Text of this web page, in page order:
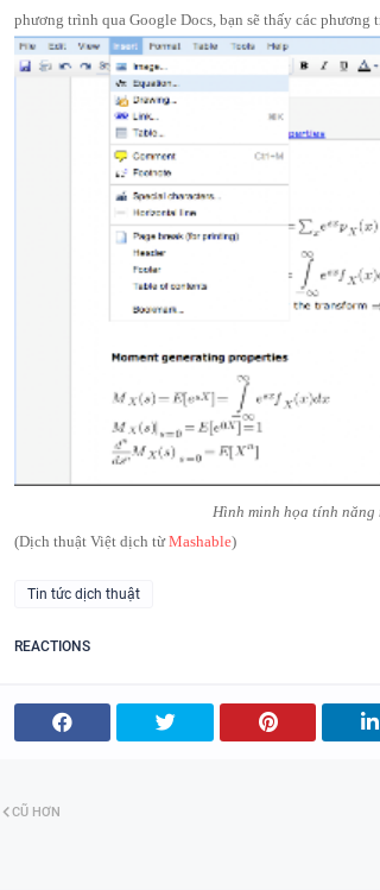
phương trình qua Google Docs, bạn sẽ thấy các phương
Hình minh họa tính năng
(Dịch thuật Việt dịch từMashable)
Tin tức dịch thuật
REACTIONS
CŨ HƠN